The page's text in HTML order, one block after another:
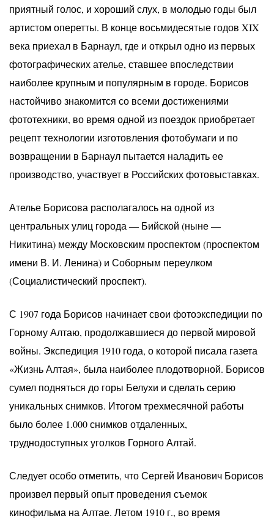
приятный голос, и хороший слух, в молодью годы был
артистом оперетты. В конце восьмидесятые годов XIX
века приехал в Барнаул, где и открыл одно из первых
фотографических ателье, ставшее впоследствии
наиболее крупным и популярным в городе. Борисов
настойчиво знакомится со всеми достижениями
фототехники, во время одной из поездок приобретает
рецепт технологии изготовления фотобумаги и по
возвращении в Барнаул пытается наладить ее
производство, участвует в Российских фотовыставках.
Ателье Борисова располагалось на одной из
центральных улиц города — Бийской (ныне —
Никитина) между Московским проспектом (проспектом
имени В. И. Ленина) и Соборным переулком
(Социалистический проспект).
С 1907 года Борисов начинает свои фотоэкспедиции по
Горному Алтаю, продолжавшиеся до первой мировой
войны. Экспедиция 1910 года, о которой писала газета
«Жизнь Алтая», была наиболее плодотворной. Борисов
сумел подняться до горы Белухи и сделать серию
уникальных снимков. Итогом трехмесячной работы
было более 1.000 снимков отдаленных,
труднодоступных уголков Горного Алтай.
Следует особо отметить, что Сергей Иванович Борисов
произвел первый опыт проведения съемок
кинофильма на Алтае. Летом 1910 г., во время